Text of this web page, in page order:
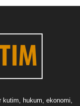
hukum, ekonomi,